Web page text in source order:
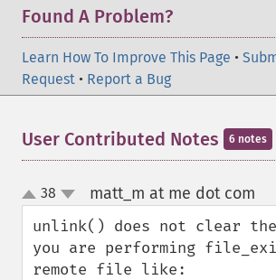
Found A Problem?
Learn How To Improve This Page •
Request • Report a Bug
User Contributed Notes 6 notes
up
down
38 matt_m at me dot com
unlink() does not clear
you are performing
remote file like: